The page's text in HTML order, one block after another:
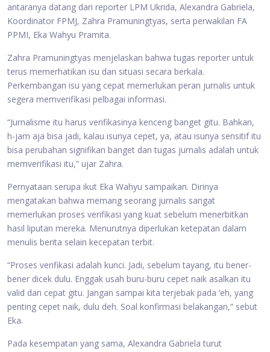
antaranya datang dari reporter LPM Ukrida, Alexandra Gabriela,
Koordinator FPMJ, Zahra Pramuningtyas, serta perwakilan FA
PPMI, Eka Wahyu Pramita.
Zahra Pramuningtyas menjelaskan bahwa tugas reporter untuk
terus memerhatikan isu dan situasi secara berkala.
Perkembangan isu yang cepat memerlukan peran jurnalis untuk
segera memverifikasi pelbagai informasi.
“Jurnalisme itu harus verifikasinya kenceng banget gitu. Bahkan,
h-jam aja bisa jadi, kalau isunya cepet, ya, atau isunya sensitif itu
bisa perubahan signifikan banget dan tugas jurnalis adalah untuk
memverifikasi itu,” ujar Zahra.
Pernyataan serupa ikut Eka Wahyu sampaikan. Dirinya
mengatakan bahwa memang seorang jurnalis sangat
memerlukan proses verifikasi yang kuat sebelum menerbitkan
hasil liputan mereka. Menurutnya diperlukan ketepatan dalam
menulis berita selain kecepatan terbit.
“Proses verifikasi adalah kunci. Jadi, sebelum tayang, itu bener-
bener dicek dulu. Enggak usah buru-buru cepet naik asalkan itu
valid dan cepat gitu. Jangan sampai kita terjebak pada ‘eh, yang
penting cepet naik, dulu deh. Soal konfirmasi belakangan,” sebut
Eka.
Pada kesempatan yang sama, Alexandra Gabriela turut